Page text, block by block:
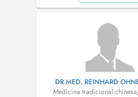
DR.MED. REINHARD
Medicina tradicional chinesa,